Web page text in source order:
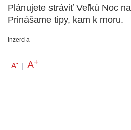
Plánujete stráviť Veľkú Noc
Prinášame tipy, kam k moru.
Inzercia
A- | A+